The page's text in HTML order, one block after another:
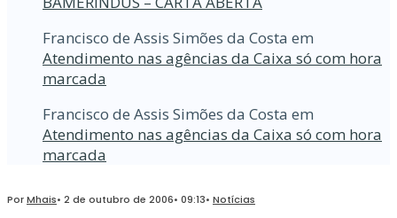
Francisco de Assis Simões da Costa em
Atendimento nas agências da Caixa só com hora
marcada
Francisco de Assis Simões da Costa em
Atendimento nas agências da Caixa só com hora
marcada
PorMhais• 2 de outubro de 2006• 09:13• Notícias